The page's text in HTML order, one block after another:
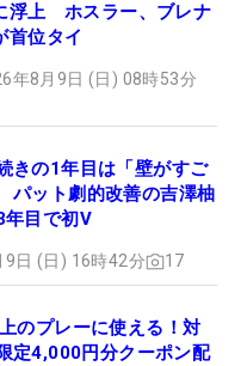
浮上 ホスラー、ブレナ
首位タイ
年8月9日 (日) 08時53分
きの1年目は「壁がすご
ット劇的改善の吉澤柚
年目で初V
日 (日) 16時42分 17
のプレーに使える！対
定4,000円分クーポン配